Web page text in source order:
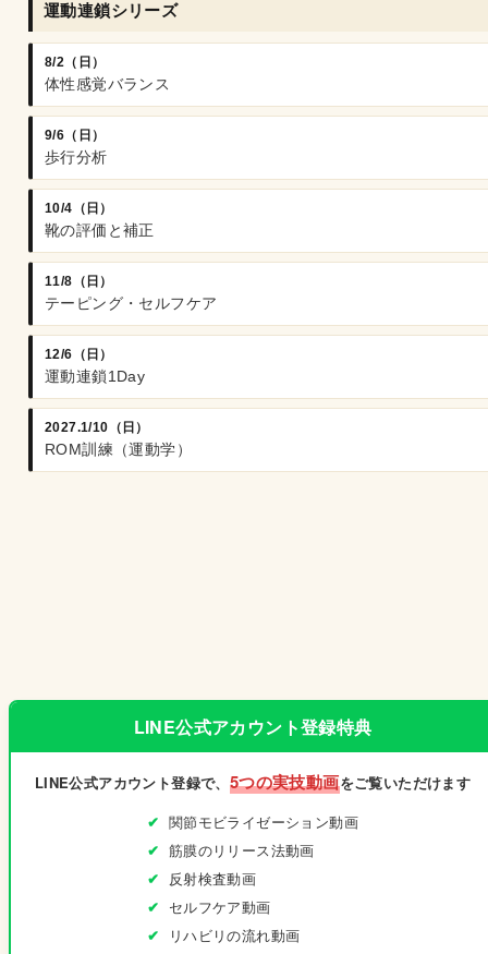
運動連鎖シリーズ
8/2（日）
体性感覚バランス
9/6（日）
歩行分析
10/4（日）
靴の評価と補正
11/8（日）
テーピング・セルフケア
12/6（日）
運動連鎖1Day
2027.1/10（日）
ROM訓練（運動学）
LINE公式アカウント登録特典
LINE公式アカウント登録で、 5つの実技動画をご覧いただけます
関節モビライゼーション動画
筋膜のリリース法動画
反射検査動画
セルフケア動画
リハビリの流れ動画